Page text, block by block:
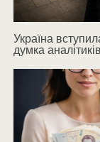
Україна
думка